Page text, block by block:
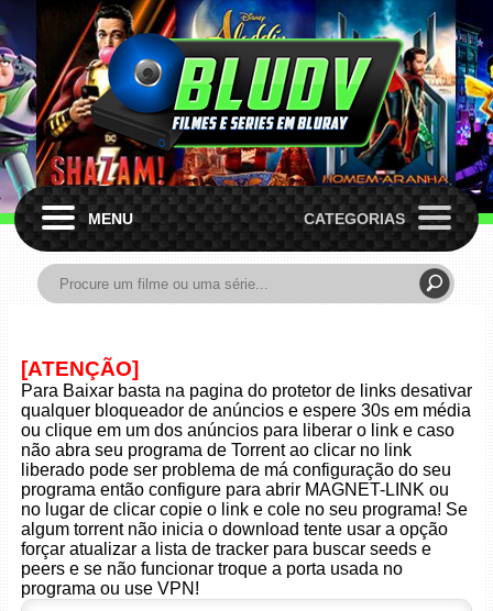
MENU CATEGORIAS
[ATENÇÃO]
Para Baixar basta na pagina do protetor de links desativar
qualquer bloqueador de anúncios e espere 30s em média
ou clique em um dos anúncios para liberar o link e caso
não abra seu programa de Torrent ao clicar no link
liberado pode ser problema de má configuração do seu
programa então configure para abrir MAGNET-LINK ou
no lugar de clicar copie o link e cole no seu programa! Se
algum torrent não inicia o download tente usar a opção
forçar atualizar a lista de tracker para buscar seeds e
peers e se não funcionar troque a porta usada no
programa ou use VPN!